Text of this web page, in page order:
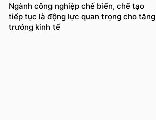
Ngành công nghiệp chế biến, chế tạo
tiếp tục là động lực quan trọng cho tăng
trưởng kinh tế